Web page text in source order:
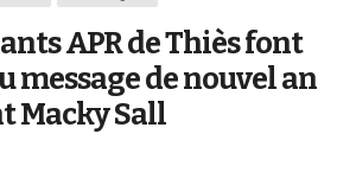
APR de Thiès font
message de nouvel an
Macky Sall